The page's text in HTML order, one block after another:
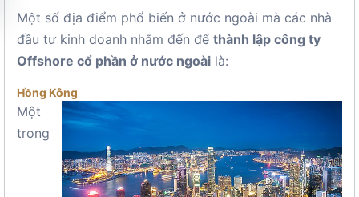
Một số địa điểm phổ biến ở nước ngoài mà các nhà
đầu tư kinh doanh nhắm đến để thành lập công ty
Offshore cổ phần ở nước ngoài là:
Hồng Kông
Một
trong